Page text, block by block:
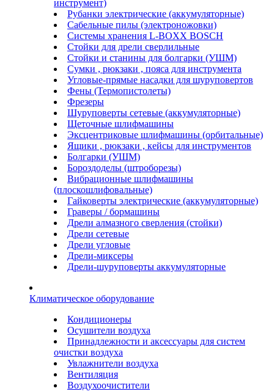
инструмент)
Рубанки электрические (аккумуляторные)
Сабельные пилы (электроножовки)
Системы хранения L-BOXX BOSCH
Стойки для дрели сверлильные
Стойки и станины для болгарки (УШМ)
Сумки , рюкзаки , пояса для инструмента
Угловые-прямые насадки для шуруповертов
Фены (Термопистолеты)
Фрезеры
Шуруповерты сетевые (аккумуляторные)
Щеточные шлифмашины
Эксцентриковые шлифмашины (орбитальные)
Ящики , рюкзаки , кейсы для инструментов
Болгарки (УШМ)
Бороздоделы (штроборезы)
Вибрационные шлифмашины
(плоскошлифовальные)
Гайковерты электрические (аккумуляторные)
Граверы / бормашины
Дрели алмазного сверления (стойки)
Дрели сетевые
Дрели угловые
Дрели-миксеры
Дрели-шуруповерты аккумуляторные
Климатическое оборудование
Кондиционеры
Осушители воздуха
Принадлежности и аксессуары для систем
очистки воздуха
Увлажнители воздуха
Вентиляция
Воздухоочистители